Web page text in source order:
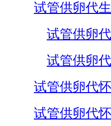
试管供卵代
试管供卵
试管供卵
试管供卵代
试管供卵代